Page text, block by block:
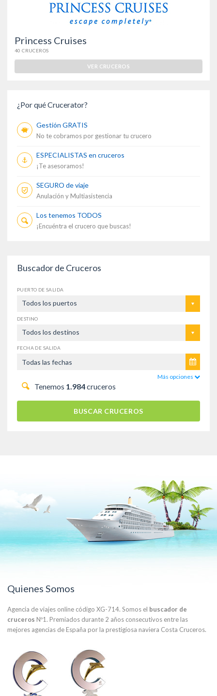
Princess Cruises
40 CRUCEROS
VER CRUCEROS
¿Por qué Crucerator?
Gestión GRATIS
No te cobramos por gestionar tu crucero
ESPECIALISTAS en cruceros
¡Te asesoramos!
SEGURO de viaje
Anulación y Multiasistencia
Los tenemos TODOS
¡Encuéntra el crucero que buscas!
Buscador de Cruceros
PUERTO DE SALIDA
Todos los puertos
DESTINO
Todos los destinos
FECHA DE SALIDA
Más opciones
Tenemos 1.984cruceros
BUSCAR CRUCEROS
Quienes Somos
Agencia de viajes online código XG-714. Somos el buscador de
cruceros Nº1. Premiados durante 2 años consecutivos entre las
mejores agencias de España por la prestigiosa naviera Costa Cruceros.